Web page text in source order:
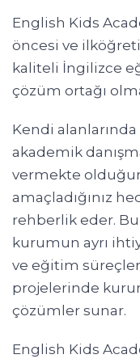
English Kids
öncesi ve
kaliteli İngilizce
çözüm ortağı
Kendi
akademik
vermekte
amaçladığınız
rehberlik eder.
kurumun ayrı
ve eğitim
projelerinde
çözümler sunar.
English Kids